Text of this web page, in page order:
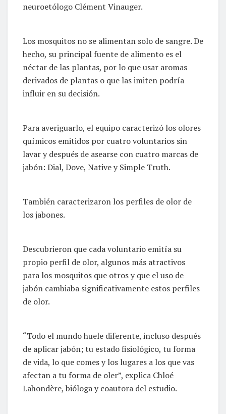
neuroetólogo Clément Vinauger.
Los mosquitos no se alimentan solo de sangre. De
hecho, su principal fuente de alimento es el
néctar de las plantas, por lo que usar aromas
derivados de plantas o que las imiten podría
influir en su decisión.
Para averiguarlo, el equipo caracterizó los olores
químicos emitidos por cuatro voluntarios sin
lavar y después de asearse con cuatro marcas de
jabón: Dial, Dove, Native y Simple Truth.
También caracterizaron los perfiles de olor de
los jabones.
Descubrieron que cada voluntario emitía su
propio perfil de olor, algunos más atractivos
para los mosquitos que otros y que el uso de
jabón cambiaba significativamente estos perfiles
de olor.
“Todo el mundo huele diferente, incluso después
de aplicar jabón; tu estado fisiológico, tu forma
de vida, lo que comes y los lugares a los que vas
afectan a tu forma de oler”, explica Chloé
Lahondère, bióloga y coautora del estudio.